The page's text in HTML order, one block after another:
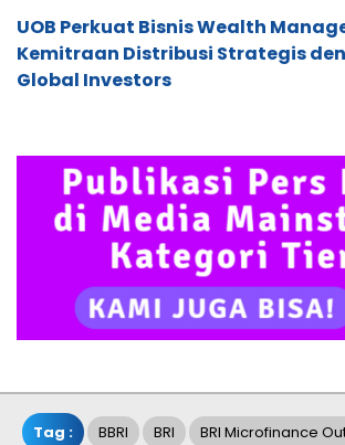
UOB Perkuat Bisnis Wealth
Kemitraan Distribusi Strategis
Global Investors
Tag : BBRI BRI BRI Microfinance